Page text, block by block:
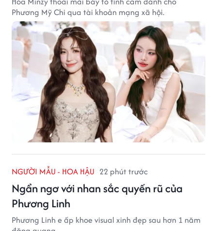
Phương Mỹ Chi qua tài khoản mạng xã hội.
NGƯỜI MẪU - HOA HẬU 22 phút trước
Ngẩn ngơ với nhan sắc quyến rũ của
Phương Linh
Phương Linh e ấp khoe visual xinh đẹp sau hơn 1 năm